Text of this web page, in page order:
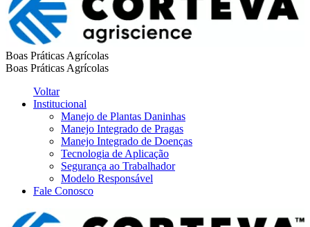
Boas Práticas Agrícolas
Boas Práticas Agrícolas
Voltar
Institucional
Manejo de Plantas Daninhas
Manejo Integrado de Pragas
Manejo Integrado de Doenças
Tecnologia de Aplicação
Segurança ao Trabalhador
Modelo Responsável
Fale Conosco